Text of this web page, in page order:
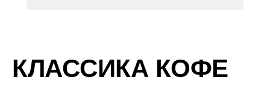
КЛАССИКА КОФЕ